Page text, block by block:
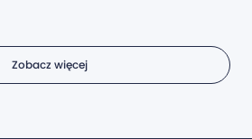
Zobacz więcej